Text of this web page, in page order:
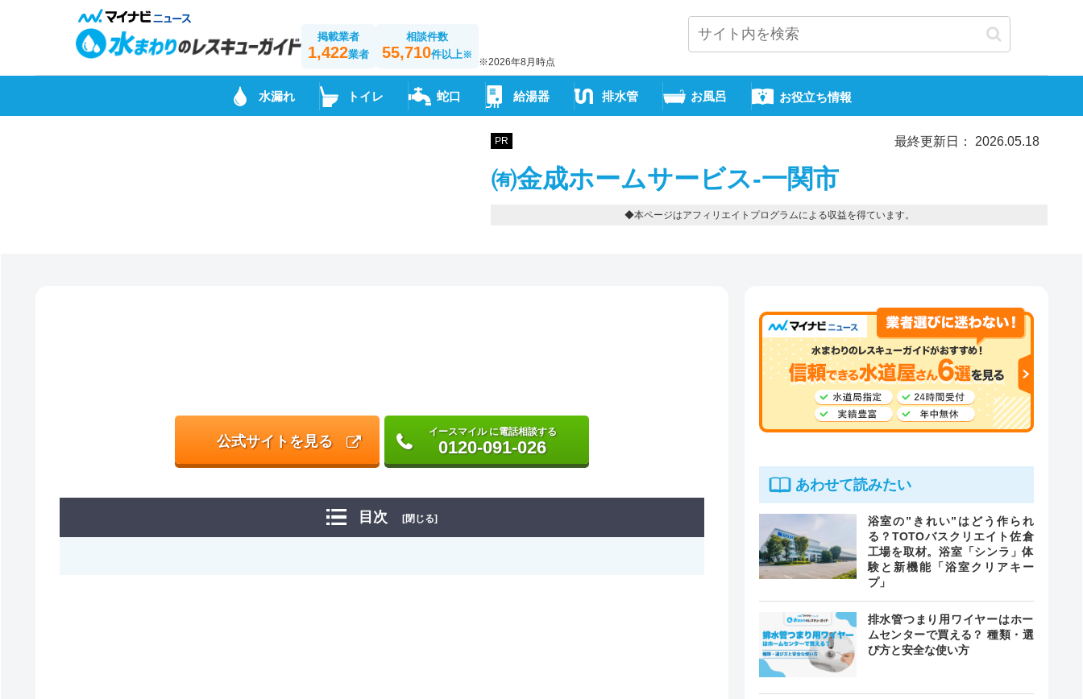
掲載業者
1,422業者
相談件数
55,710件以上※
※2026年8月時点
水漏れ トイレ 蛇口 給湯器 排水管 お風呂 お役立ち情報
PR 最終更新日： 2026.05.18
㈲金成ホームサービス-一関市
◆本ページはアフィリエイトプログラムによる収益を得ています。
公式サイトを見る
イースマイル に電話相談する
0120-091-026
目次 [閉じる]
あわせて読みたい
浴室の”きれい”はどう作られ
る？TOTOバスクリエイト佐倉
工場を取材。浴室「シンラ」体
験と新機能「浴室クリアキー
プ」
排水管つまり用ワイヤーはホー
ムセンターで買える？ 種類・選
び方と安全な使い方